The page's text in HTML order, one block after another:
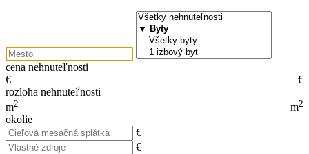
cena nehnuteľnosti
€
€
rozloha nehnuteľnosti
m2 m2
okolie
€
€